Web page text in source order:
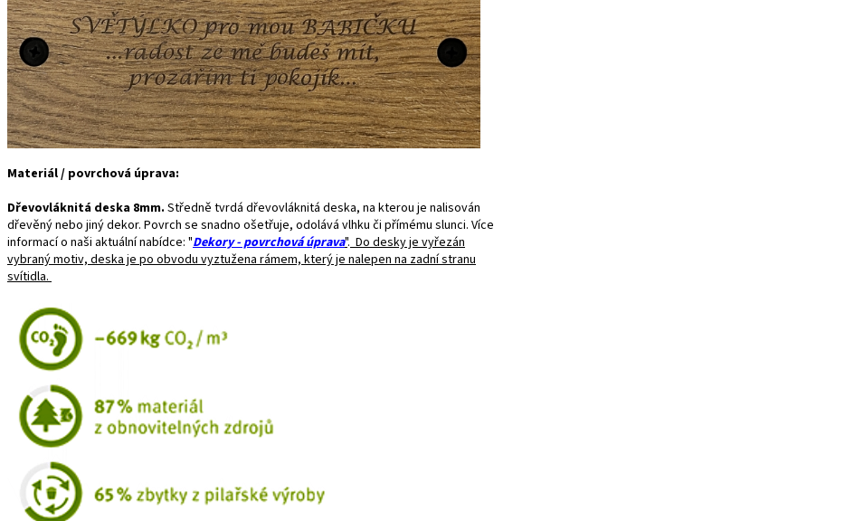
Materiál / povrchová úprava:
Dřevovláknitá deska 8mm. Středně tvrdá dřevovláknitá deska, na kterou je nalisován
dřevěný nebo jiný dekor. Povrch se snadno ošetřuje, odolává vlhku či přímému slunci. Více
informací o naši aktuální nabídce: "Dekory - povrchová úprava". Do desky je vyřezán
vybraný motiv, deska je po obvodu vyztužena rámem, který je nalepen na zadní stranu
svítidla.